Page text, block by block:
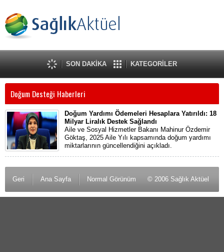
SON DAKİKA KATEGORİLER
Doğum Desteği Haberleri
Doğum Yardımı Ödemeleri Hesaplara Yatırıldı: 18
Milyar Liralık Destek Sağlandı
Aile ve Sosyal Hizmetler Bakanı Mahinur Özdemir
Göktaş, 2025 Aile Yılı kapsamında doğum yardımı
miktarlarının güncellendiğini açıkladı.
Geri Ana Sayfa Normal Görünüm © 2006 Sağlık Aktüel